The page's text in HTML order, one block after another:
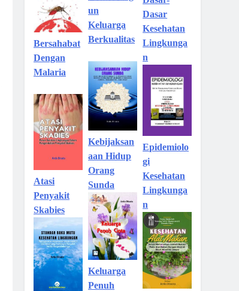
Bersahabat
Dengan
Malaria
Atasi
Penyakit
Skabies
un
Keluarga
Berkualitas
Kebijaksan
aan Hidup
Orang
Sunda
Keluarga
Penuh
Dasar
Kesehatan
Lingkunga
n
Epidemiolo
gi
Kesehatan
Lingkunga
n